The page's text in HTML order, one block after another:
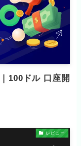
100ドル 口座開
レビュー